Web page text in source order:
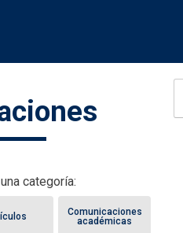
categoría:
Comunicaciones
académicas